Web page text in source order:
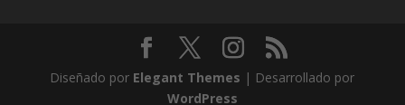
Diseñado por Elegant Themes | Desarrollado por
WordPress